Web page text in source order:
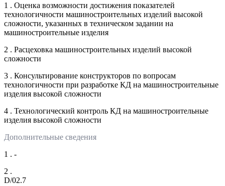
1 . Оценка возможности достижения показателей
технологичности машиностроительных изделий высокой
сложности, указанных в техническом задании на
машиностроительные изделия
2 . Расцеховка машиностроительных изделий высокой
сложности
3 . Консультирование конструкторов по вопросам
технологичности при разработке КД на машиностроительные
изделия высокой сложности
4 . Технологический контроль КД на машиностроительные
изделия высокой сложности
Дополнительные сведения
1 . -
2 .
D/02.7